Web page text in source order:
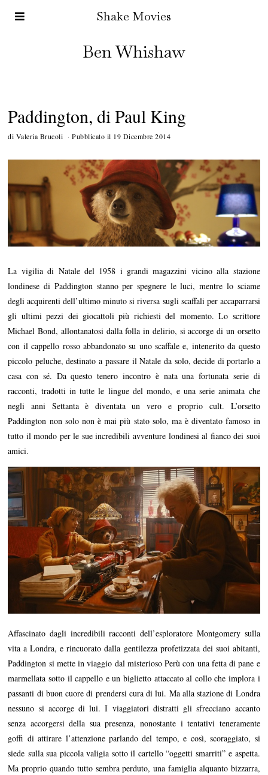
Shake Movies
Ben Whishaw
Paddington, di Paul King
di Valeria Brucoli Pubblicato il 19 Dicembre 2014
La vigilia di Natale del 1958 i grandi magazzini vicino alla stazione
londinese di Paddington stanno per spegnere le luci, mentre lo sciame
degli acquirenti dell’ultimo minuto si riversa sugli scaffali per accaparrarsi
gli ultimi pezzi dei giocattoli più richiesti del momento. Lo scrittore
Michael Bond, allontanatosi dalla folla in delirio, si accorge di un orsetto
con il cappello rosso abbandonato su uno scaffale e, intenerito da questo
piccolo peluche, destinato a passare il Natale da solo, decide di portarlo a
casa con sé. Da questo tenero incontro è nata una fortunata serie di
racconti, tradotti in tutte le lingue del mondo, e una serie animata che
negli anni Settanta è diventata un vero e proprio cult. L’orsetto
Paddington non solo non è mai più stato solo, ma è diventato famoso in
tutto il mondo per le sue incredibili avventure londinesi al fianco dei suoi
amici.
Affascinato dagli incredibili racconti dell’esploratore Montgomery sulla
vita a Londra, e rincuorato dalla gentilezza profetizzata dei suoi abitanti,
Paddington si mette in viaggio dal misterioso Perù con una fetta di pane e
marmellata sotto il cappello e un biglietto attaccato al collo che implora i
passanti di buon cuore di prendersi cura di lui. Ma alla stazione di Londra
nessuno si accorge di lui. I viaggiatori distratti gli sfrecciano accanto
senza accorgersi della sua presenza, nonostante i tentativi teneramente
goffi di attirare l’attenzione parlando del tempo, e così, scoraggiato, si
siede sulla sua piccola valigia sotto il cartello “oggetti smarriti” e aspetta.
Ma proprio quando tutto sembra perduto, una famiglia alquanto bizzarra,